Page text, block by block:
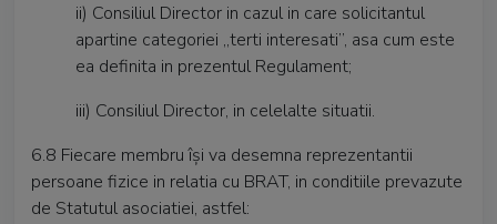
ii) Consiliul Director in cazul in care solicitantul
apartine categoriei „terti interesati”, asa cum este
ea definita in prezentul Regulament;
iii) Consiliul Director, in celelalte situatii.
6.8 Fiecare membru își va desemna reprezentantii
persoane fizice in relatia cu BRAT, in conditiile prevazute
de Statutul asociatiei, astfel: